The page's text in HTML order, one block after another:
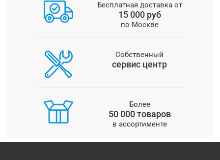
Бесплатная доставка от
15 000 руб
по Москве
Собственный
сервис центр
Более
50 000 товаров
в ассортименте